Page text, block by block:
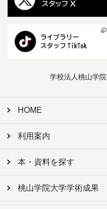
学校法人桃山学院
HOME
利用案内
本・資料を探す
桃山学院大学学術成果